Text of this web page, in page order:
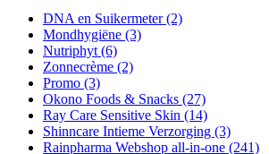
DNA en Suikermeter(2)
Mondhygiëne (3)
Nutriphyt (6)
Zonnecrème (2)
Promo (3)
Okono Foods & Snacks (27)
Ray Care Sensitive Skin (14)
Shinncare Intieme Verzorging (3)
Rainpharma Webshop all-in-one (241)